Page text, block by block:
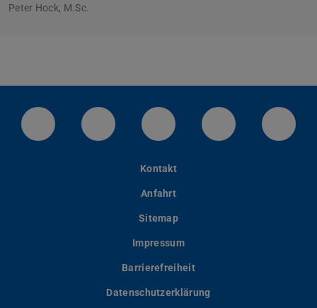
Peter Hock, M.Sc.
LinkedIn-Seite der TU Darmstadt
Instagram-Kanal der TU
Bluesky-Kanal der TU
Facebook-
Kontakt
Anfahrt
Sitemap
Impressum
Barrierefreiheit
Datenschutzerklärung